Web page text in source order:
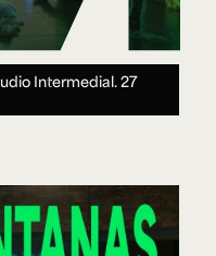
Intermedial.27